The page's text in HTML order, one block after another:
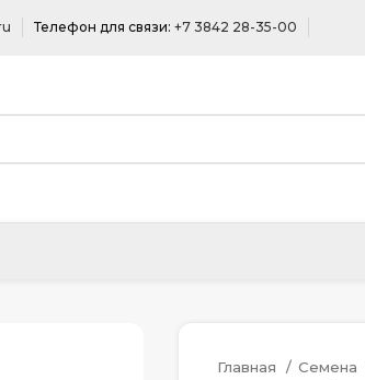
Телефон для связи: +7 3842 28-35-00
Главная Семена